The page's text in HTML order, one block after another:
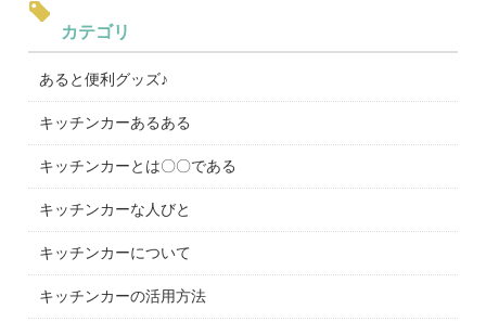
カテゴリ
あると便利グッズ♪
キッチンカーあるある
キッチンカーとは〇〇である
キッチンカーな人びと
キッチンカーについて
キッチンカーの活用方法